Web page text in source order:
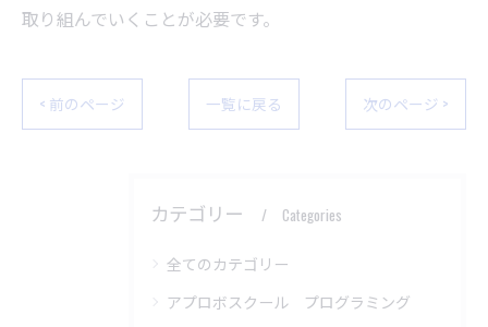
取り組んでいくことが必要です。
< 前のページ 一覧に戻る 次のページ >
カテゴリー Categories
全てのカテゴリー
アプロボスクール プログラミング